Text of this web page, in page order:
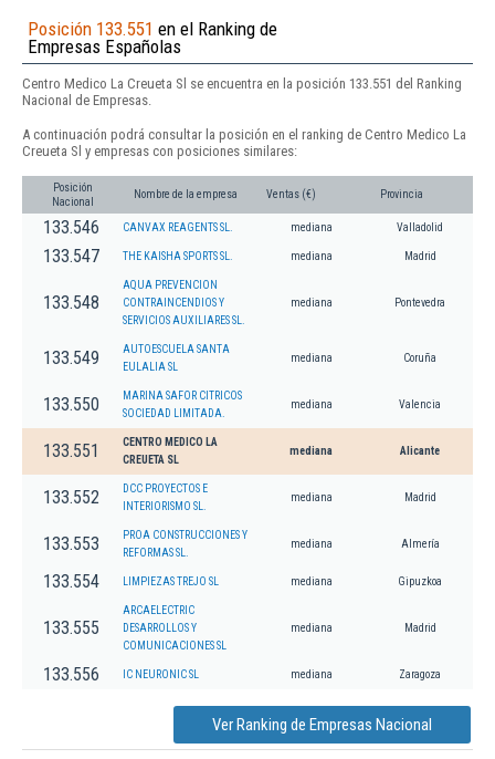
Posición 133.551 en el Ranking de
Empresas Españolas
Centro Medico La Creueta Sl se encuentra en la posición 133.551 del Ranking
Nacional de Empresas.
A continuación podrá consultar la posición en el ranking de Centro Medico La
Creueta Sl y empresas con posiciones similares:
Posición
Nacional
Nombre de la empresa Ventas (€) Provincia
133.546 CANVAX REAGENTS SL. mediana Valladolid
133.547 THE KAISHA SPORTS SL. mediana Madrid
133.548
AQUA PREVENCION
CONTRAINCENDIOS Y
SERVICIOS AUXILIARES SL.
mediana Pontevedra
133.549
AUTOESCUELA SANTA
EULALIA SL
mediana Coruña
133.550
MARINA SAFOR CITRICOS
SOCIEDAD LIMITADA.
mediana Valencia
133.551
CENTRO MEDICO LA
CREUETA SL
mediana Alicante
133.552
DCC PROYECTOS E
INTERIORISMO SL.
mediana Madrid
133.553
PROA CONSTRUCCIONES Y
REFORMAS SL.
mediana Almería
133.554 LIMPIEZAS TREJO SL mediana Gipuzkoa
133.555
ARCAELECTRIC
DESARROLLOS Y
COMUNICACIONES SL
mediana Madrid
133.556 IC NEURONIC SL mediana Zaragoza
Ver Ranking de Empresas Nacional